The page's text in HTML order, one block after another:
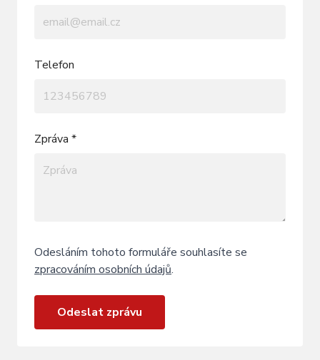
Telefon
Zpráva *
Odesláním tohoto formuláře souhlasíte se
zpracováním osobních údajů.
Odeslat zprávu